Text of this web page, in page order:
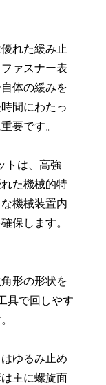
れた緩み止
ァスナー表
体の緩みを
間にわたっ
要です。
トは、高強
た機械的特
機械装置内
保します。
形の形状を
具で回しやす
ゆるみ止め
主に螺旋面